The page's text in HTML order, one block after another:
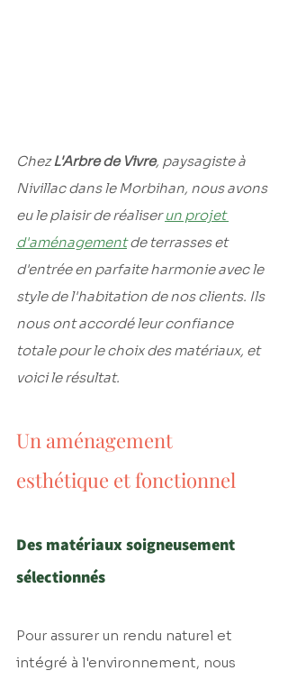
Chez L'Arbre de Vivre, paysagiste à
Nivillac dans le Morbihan, nous avons
eu le plaisir de réaliser un projet
d'aménagement de terrasses et
d'entrée en parfaite harmonie avec le
style de l'habitation de nos clients. Ils
nous ont accordé leur confiance
totale pour le choix des matériaux, et
voici le résultat.
Un aménagement
esthétique et fonctionnel
Des matériaux soigneusement
sélectionnés
Pour assurer un rendu naturel et
intégré à l'environnement, nous